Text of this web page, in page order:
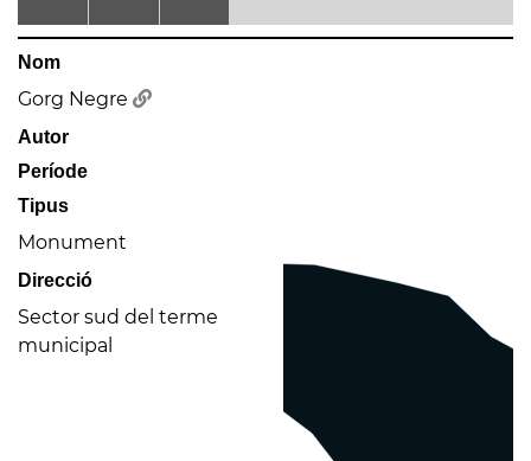
Nom
Gorg Negre
Autor
Període
Tipus
Monument
Direcció
Sector sud del terme
municipal